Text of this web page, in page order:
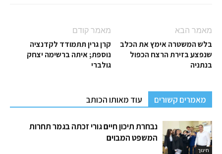
מאמר קודם
קרן גרין תתמודד לקדנציה
נוספת; איתה ברשימה יצחק
גולברי
מאמר הבא
בלש המשטרה אימץ את הכלב
שנפצע בזירת הרצח הכפול
בנתניה
מאמרים קשורים עוד מאותו הכותב
חינוך
נבחרת תיכון חיים גורי זכתה בגמר תחרות
המשפט המבוים